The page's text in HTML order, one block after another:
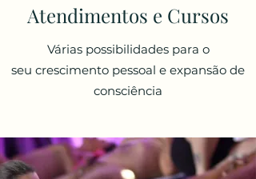
Atendimentos e Cursos
Várias possibilidades para o
seu crescimento pessoal e expansão de
consciência